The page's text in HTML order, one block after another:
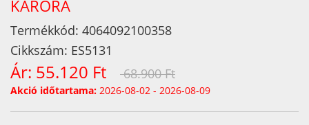
KARÓRA
Termékkód: 4064092100358
Cikkszám: ES5131
Ár: 55.120 Ft 68.900 Ft
Akció időtartama: 2026-08-02 - 2026-08-09